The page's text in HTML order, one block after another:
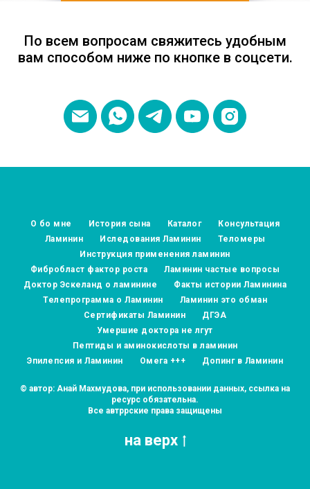
По всем вопросам свяжитесь удобным
вам способом ниже по кнопке в соцсети.
О бо мне История сына Каталог
Консультация
Ламинин
Иследования Ламинин
Теломеры
Инструкция применения ламинин
Фибробласт фактор роста
Ламинин частые вопросы
Доктор Эскеланд о ламинине
Факты истории Ламинина
Телепрограмма о Ламинин
Ламинин это обман
Сертификаты Ламинин
ДГЭА
Умершие доктора не лгут
Пептиды и аминокислоты в ламинин
Эпилепсия и Ламинин
Омега +++ Допинг в Ламинин
© автор: Анай Махмудова, при использовании данных, ссылка на
ресурс обязательна.
Все автррские права защищены
на верх